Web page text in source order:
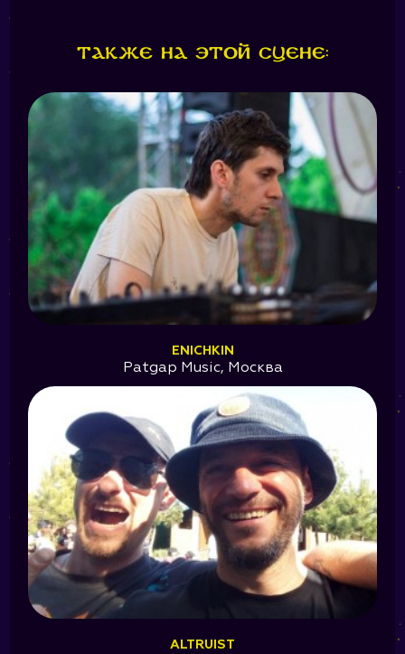
Также на этой сцене:
ENICHKIN
Patgap Music, Москва
ALTRUIST